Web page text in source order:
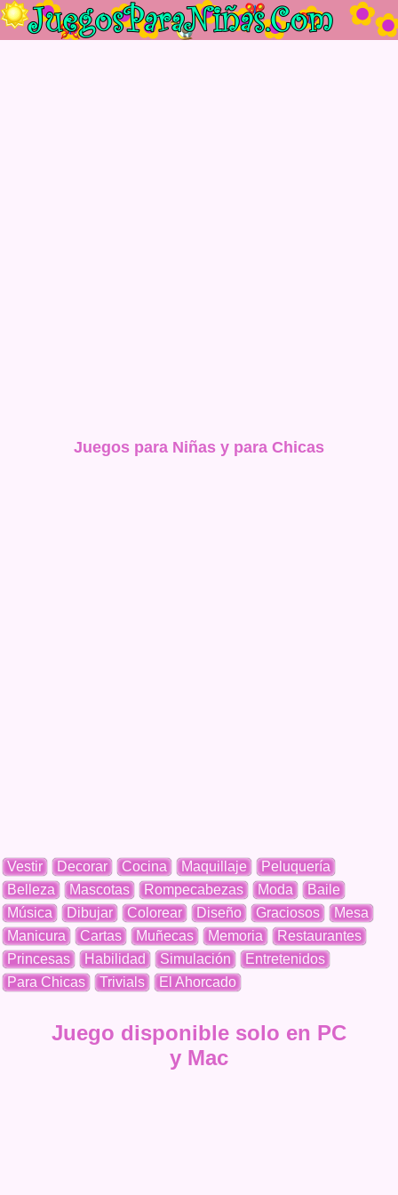
Juegos para Niñas y para Chicas
Vestir Decorar Cocina Maquillaje
Peluquería
Belleza
Mascotas Rompecabezas Moda
Baile
Música
Dibujar Colorear Diseño Graciosos
Mesa
Manicura
Cartas Muñecas Memoria
Restaurantes
Princesas
Habilidad Simulación
Entretenidos
Para Chicas
Trivials El Ahorcado
Juego disponible solo en PC
y Mac